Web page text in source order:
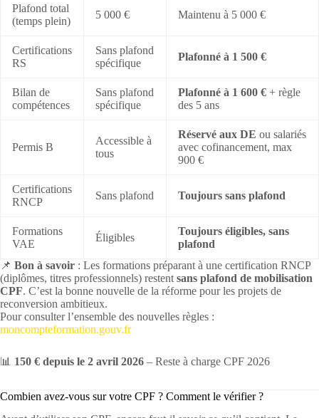
Plafond total
(temps plein)
5 000 € Maintenu à 5 000 €
Certifications
RS
Sans plafond
spécifique
Plafonné à 1 500 €
Bilan de
compétences
Sans plafond
spécifique
Plafonné à 1 600 € + règle
des 5 ans
Permis B
Accessible à
tous
Réservé aux DE ou salariés
avec cofinancement, max
900 €
Certifications
RNCP
Sans plafond Toujours sans plafond
Formations
VAE
Éligibles
Toujours éligibles, sans
plafond
📌 Bon à savoir : Les formations préparant à une certification RNCP
(diplômes, titres professionnels) restent sans plafond de mobilisation
CPF. C’est la bonne nouvelle de la réforme pour les projets de
reconversion ambitieux.
Pour consulter l’ensemble des nouvelles règles :
moncompteformation.gouv.fr
📊 150 € depuis le 2 avril 2026 – Reste à charge CPF 2026
Combien avez-vous sur votre CPF ? Comment le vérifier ?